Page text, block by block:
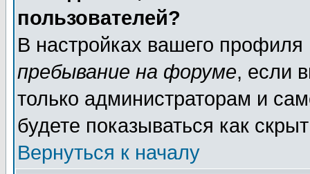
пользователей?
В настройках вашего
пребывание на форуме, если
только администраторам и
будете показываться как
Вернуться к началу